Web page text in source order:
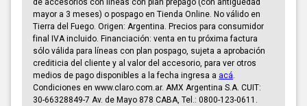
mayor a 3 meses) o pospago en Tienda Online. No válido en
Tierra del Fuego. Origen: Argentina. Precios para consumidor
final IVA incluido. Financiación: venta en tu próxima factura
sólo válida para líneas con plan pospago, sujeta a aprobación
crediticia del cliente y al valor del accesorio, para ver otros
medios de pago disponibles a la fecha ingresa a acá
Condiciones en www.claro.com.ar. AMX Argentina S.A. CUIT:
30-66328849-7 Av. de Mayo 878 CABA, Tel.: 0800-123-0611.